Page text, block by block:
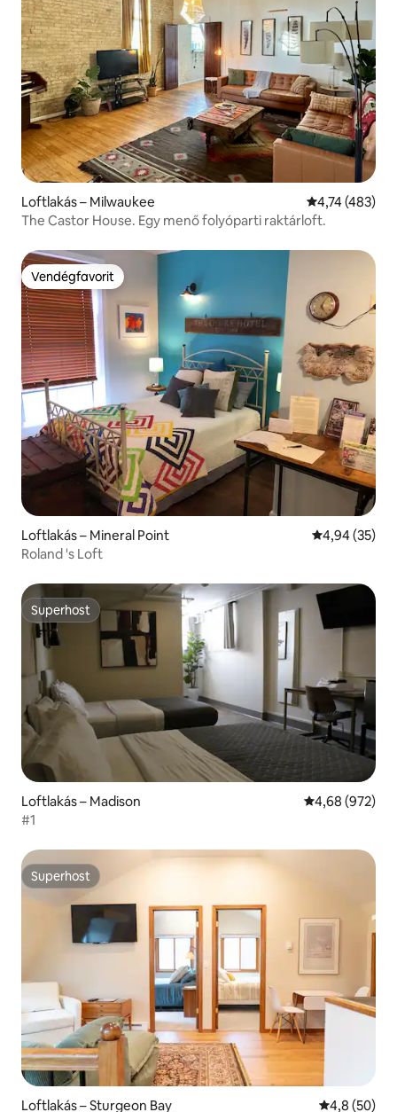
Loftlakás – Milwaukee Átlagos
4,74 (483)
The Castor House. Egy menő folyóparti raktárloft.
Vendégfavorit
Vendégfavorit
Loftlakás – Mineral Point Átlagos
4,94 (35)
Roland 's Loft
Superhost
Superhost
Loftlakás – Madison Átlagos
4,68 (972)
#1
Superhost
Superhost
Loftlakás – Sturgeon Bay Átlagos
4,8 (50)